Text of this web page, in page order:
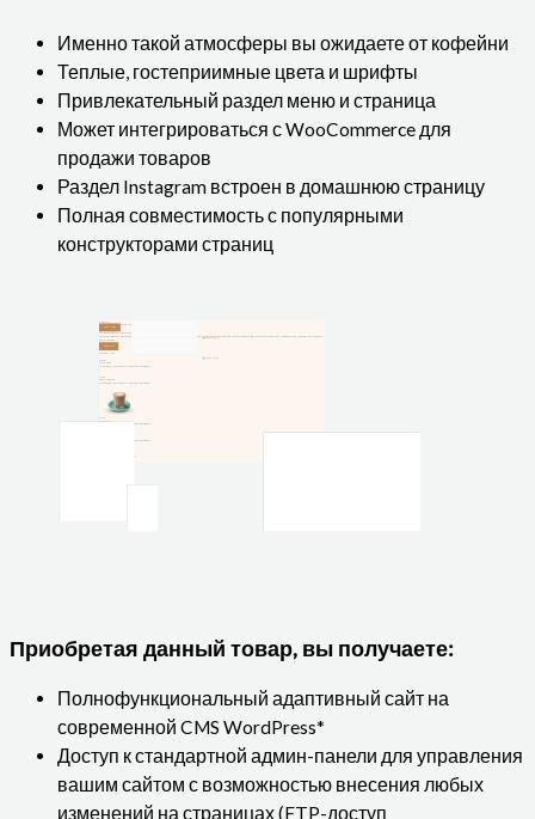
Именно такой атмосферы вы ожидаете от кофейни
Теплые, гостеприимные цвета и шрифты
Привлекательный раздел меню и страница
Может интегрироваться с WooCommerce для
продажи товаров
Раздел Instagram встроен в домашнюю страницу
Полная совместимость с популярными
конструкторами страниц
Приобретая данный товар, вы получаете:
Полнофункциональный адаптивный сайт на
современной CMS WordPress*
Доступ к стандартной админ-панели для управления
вашим сайтом с возможностью внесения любых
изменений на страницах (FTP-доступ